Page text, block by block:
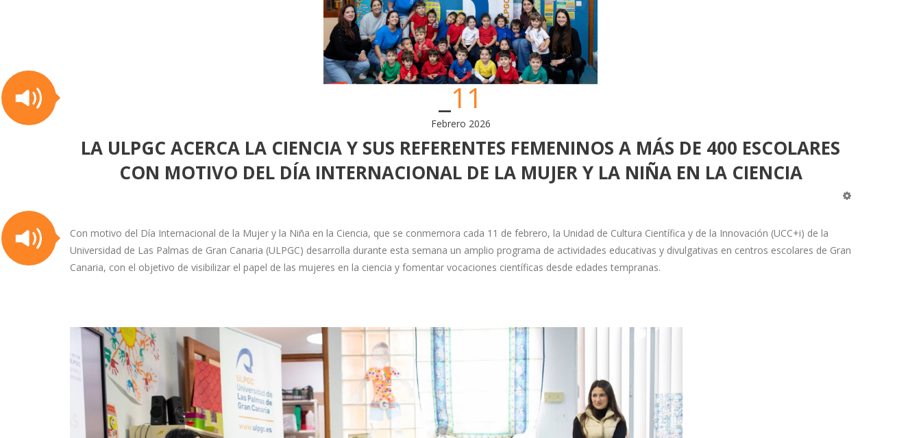
11
Febrero 2026
LA ULPGC ACERCA LA CIENCIA Y SUS REFERENTES FEMENINOS A MÁS DE 400 ESCOLARES
CON MOTIVO DEL DÍA INTERNACIONAL DE LA MUJER Y LA NIÑA EN LA CIENCIA
Con motivo del Día Internacional de la Mujer y la Niña en la Ciencia, que se conmemora cada 11 de febrero, la Unidad de Cultura Científica y de la Innovación (UCC+i) de la
Universidad de Las Palmas de Gran Canaria (ULPGC) desarrolla durante esta semana un amplio programa de actividades educativas y divulgativas en centros escolares de Gran
Canaria, con el objetivo de visibilizar el papel de las mujeres en la ciencia y fomentar vocaciones científicas desde edades tempranas.